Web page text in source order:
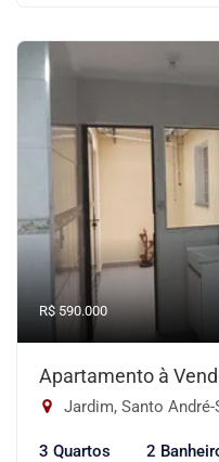
R$ 590.000
Apartamento à
Jardim, Santo André-
3 Quartos 2